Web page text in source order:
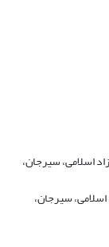
اسلامی، سیرجان،
سیرجان،